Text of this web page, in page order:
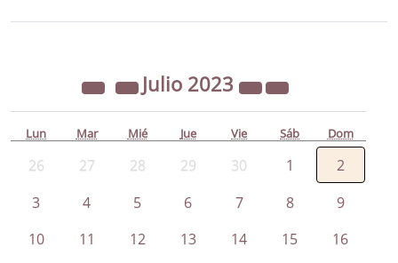
Julio 2023
Lun Mar Mié Jue Vie Sáb Dom
26 27 28 29 30 1
2
3
4 5 6 7 8
9
10
11 12 13 14 15 16